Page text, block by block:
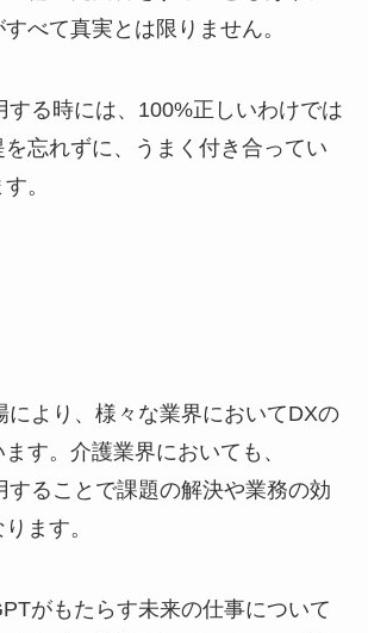
べて真実とは限りません。
する時には、100%正しいわけでは
忘れずに、うまく付き合ってい
。
により、様々な業界においてDXの
す。介護業界においても、
することで課題の解決や業務の効
ます。
がもたらす未来の仕事について